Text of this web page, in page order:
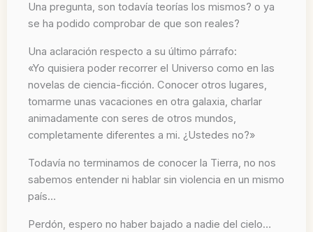
Una pregunta, son todavía teorías los mismos? o ya
se ha podido comprobar de que son reales?
Una aclaración respecto a su último párrafo:
«Yo quisiera poder recorrer el Universo como en las
novelas de ciencia-ficción. Conocer otros lugares,
tomarme unas vacaciones en otra galaxia, charlar
animadamente con seres de otros mundos,
completamente diferentes a mi. ¿Ustedes no?»
Todavía no terminamos de conocer la Tierra, no nos
sabemos entender ni hablar sin violencia en un mismo
país…
Perdón, espero no haber bajado a nadie del cielo…